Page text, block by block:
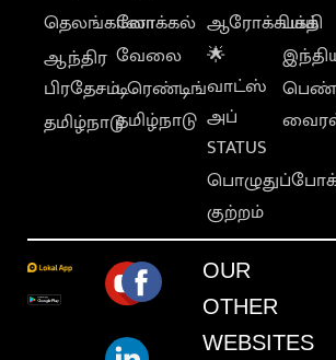
தெலங்கானா
ஆந்திர
பிரதேசம்
தமிழ்நாடு
லோக்கல்
வேலை
டிரெண்டிங்
தமிழ்நாடு
ஆரோக்கியம்
🌟
வாட்ஸ்
அப்
STATUS
குற்றம்
பக்தி
OUR
OTHER
WEBSITES